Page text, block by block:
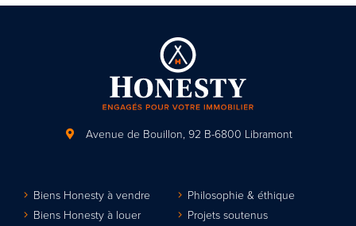
Avenue de Bouillon, 92 B-6800 Libramont
Biens Honesty à vendre
Biens Honesty à louer
Philosophie & éthique
Projets soutenus